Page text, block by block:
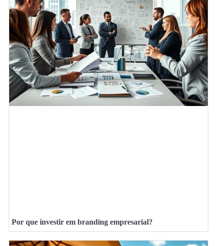
Por que investir em branding empresarial?